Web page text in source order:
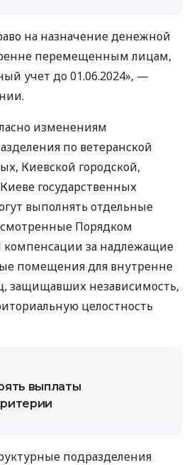
на назначение денежной
перемещенным лицам,
учет до 01.06.2024», —
изменениям
по ветеранской
Киевской городской,
государственных
выполнять отдельные
Порядком
за надлежащие
помещения для внутренне
защищавших независимость,
целостность
выплаты
подразделения